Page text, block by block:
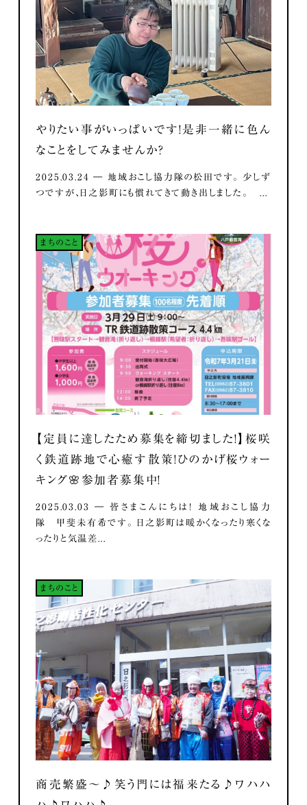
やりたい事がいっぱいです！是非一緒に色ん
なことをしてみませんか？
2025.03.24 ― 地域おこし協力隊の松田です。 少しず
つですが、日之影町にも慣れてきて動き出しました。 ...
まちのこと
【定員に達したため募集を締切ました！】桜咲
く鉄道跡地で心癒す散策！ひのかげ桜ウォー
キング🌸参加者募集中！
2025.03.03 ― 皆さまこんにちは！ 地域おこし協力
隊 甲斐未有希です。 日之影町は暖かくなったり寒くな
ったりと気温差...
まちのこと
商売繁盛～♪笑う門には福来たる♪ワハハ